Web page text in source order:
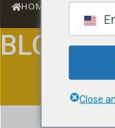
HOME
BLOG
Close